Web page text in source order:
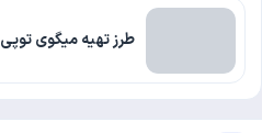
طرز تهیه میگوی توپی